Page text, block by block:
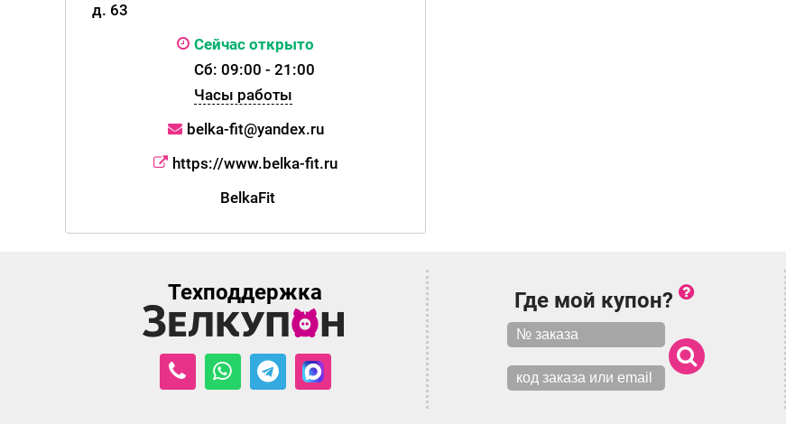
д. 63
Сейчас открыто
Сб: 09:00 - 21:00
Часы работы
belka-fit@yandex.ru
https://www.belka-fit.ru
BelkaFit
Техподдержка Где мой купон?